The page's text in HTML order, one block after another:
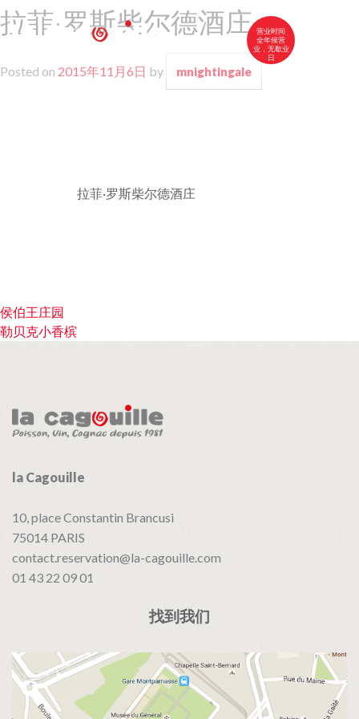
营业时间
全年候营
业，无歇业
日
拉菲·罗斯柴尔德酒庄
Posted on 2015年11月6日 by mnightingale
拉菲·罗斯柴尔德酒庄
文
章
航
侯伯王庄园
勒贝克小香槟
la Cagouille
10, place Constantin Brancusi
75014 PARIS
contact.reservation@la-cagouille.com
01 43 22 09 01
找到我们